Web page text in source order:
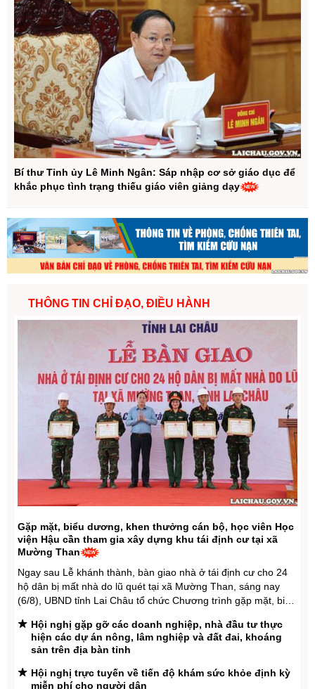
Bí thư Tỉnh ủy Lê Minh Ngân: Sáp nhập cơ sở giáo dục để
khắc phục tình trạng thiếu giáo viên giảng dạy
THÔNG TIN CHỈ ĐẠO, ĐIỀU HÀNH
Gặp mặt, biểu dương, khen thưởng cán bộ, học viên Học
viện Hậu cần tham gia xây dựng khu tái định cư tại xã
Mường Than
Ngay sau Lễ khánh thành, bàn giao nhà ở tái định cư cho 24
hộ dân bị mất nhà do lũ quét tại xã Mường Than, sáng nay
(6/8), UBND tỉnh Lai Châu tổ chức Chương trình gặp mặt, biểu
thành tích xuất ...
Hội nghị gặp gỡ các doanh nghiệp, nhà đầu tư thực
hiện các dự án nông, lâm nghiệp và đất đai, khoáng
sản trên địa bàn tỉnh
Hội nghị trực tuyến về tiến độ khám sức khỏe định kỳ
miễn phí cho người dân